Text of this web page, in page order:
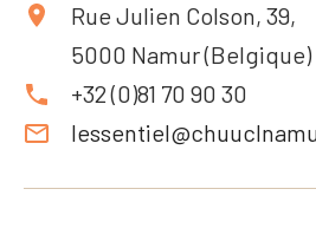
Rue Julien Colson, 39,
5000 Namur (Belgique)
+32 (0)81 70 90 30